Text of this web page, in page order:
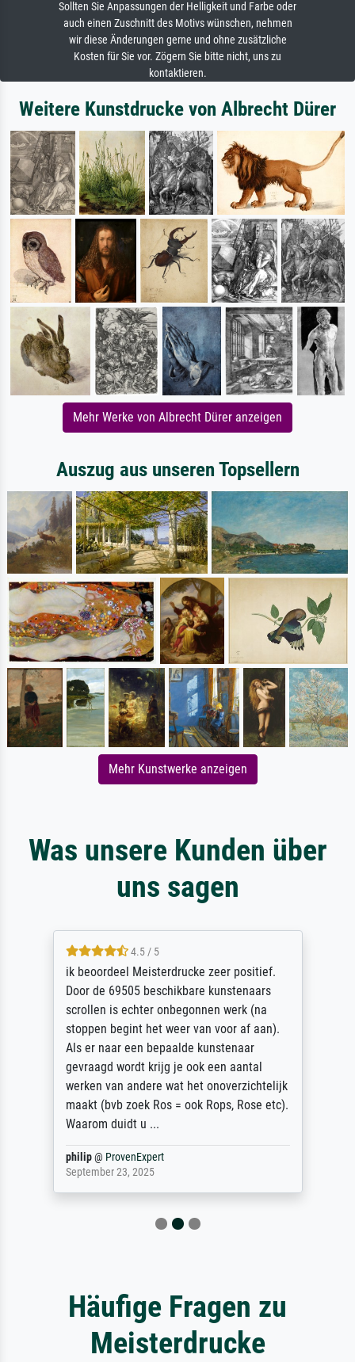
Sollten Sie Anpassungen der Helligkeit und Farbe oder
auch einen Zuschnitt des Motivs wünschen, nehmen
wir diese Änderungen gerne und ohne zusätzliche
Kosten für Sie vor. Zögern Sie bitte nicht, uns zu
kontaktieren.
Weitere Kunstdrucke von Albrecht Dürer
Mehr Werke von Albrecht Dürer anzeigen
Auszug aus unseren Topsellern
Mehr Kunstwerke anzeigen
Was unsere Kunden über
uns sagen
4.5 / 5
ik beoordeel Meisterdrucke zeer positief.
Door de 69505 beschikbare kunstenaars
scrollen is echter onbegonnen werk (na
stoppen begint het weer van voor af aan).
Als er naar een bepaalde kunstenaar
gevraagd wordt krijg je ook een aantal
werken van andere wat het onoverzichtelijk
maakt (bvb zoek Ros = ook Rops, Rose etc).
Waarom duidt u ...
philip@ ProvenExpert
September 23, 2025
Häufige Fragen zu
Meisterdrucke